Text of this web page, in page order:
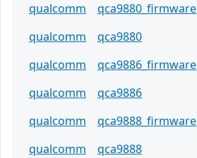
qualcomm
qca9880_firmware
qualcomm
qca9880
qualcomm
qca9886_firmware
qualcomm
qca9886
qualcomm
qca9888_firmware
qualcomm
qca9888